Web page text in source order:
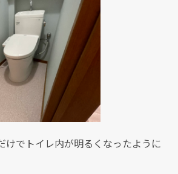
けでトイレ内が明るくなったように